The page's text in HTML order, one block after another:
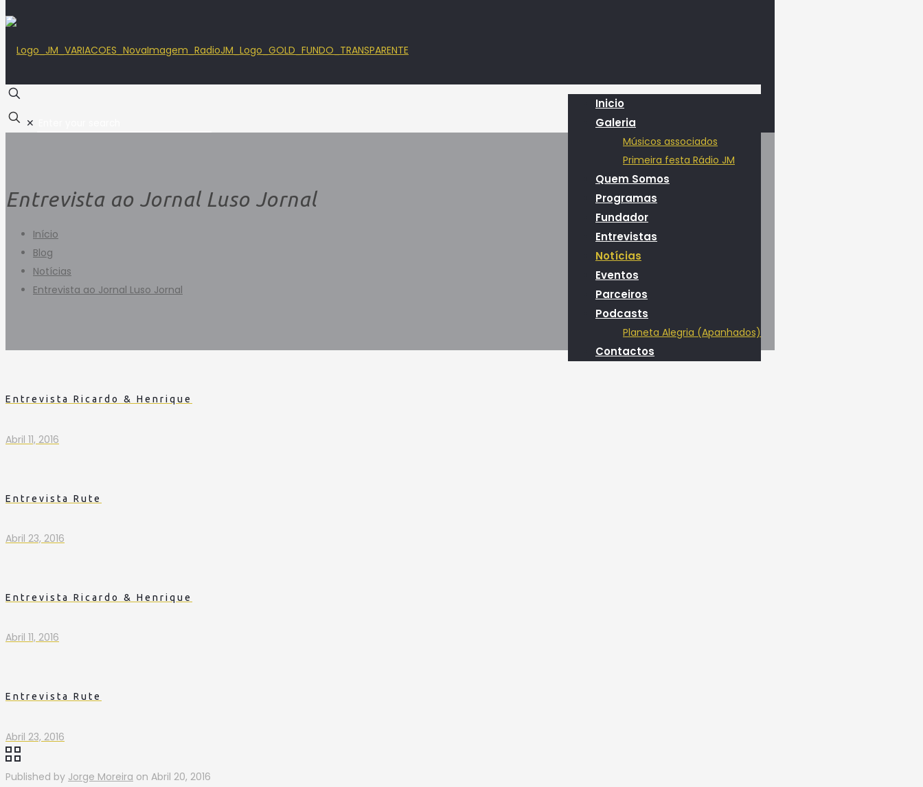
Inicio
Galeria
Músicos associados
Primeira festa Rádio JM
Quem Somos
Programas
Fundador
Entrevistas
Notícias
Eventos
Parceiros
Podcasts
Planeta Alegria (Apanhados)
Contactos
✕
Entrevista ao Jornal Luso Jornal
Início
Blog
Notícias
Entrevista ao Jornal Luso Jornal
Entrevista Ricardo & Henrique
Abril 11, 2016
Entrevista Rute
Abril 23, 2016
Entrevista Ricardo & Henrique
Abril 11, 2016
Entrevista Rute
Abril 23, 2016
Published by Jorge Moreira on Abril 20, 2016